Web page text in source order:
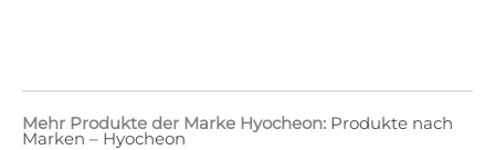
Mehr Produkte der Marke Hyocheon: Produkte nach
Marken – Hyocheon